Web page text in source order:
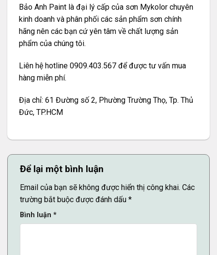
Bảo Anh Paint là đại lý cấp của sơn Mykolor chuyên
kinh doanh và phân phối các sản phẩm sơn chính
hãng nên các bạn cứ yên tâm về chất lượng sản
phẩm của chúng tôi.
Liên hệ hotline 0909.403.567 để được tư vấn mua
hàng miễn phí.
Địa chỉ: 61 Đường số 2, Phường Trường Thọ, Tp. Thủ
Đức, TP.HCM
Để lại một bình luận
Email của bạn sẽ không được hiển thị công khai. Các
trường bắt buộc được đánh dấu *
Bình luận *